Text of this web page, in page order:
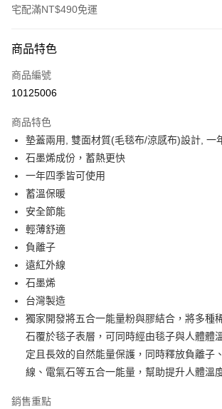
宅配滿NT$490免運
信用卡一次付款
信用卡分期付款
合作金庫商業銀行
華南商業銀行
彰化商業銀
上海商業儲蓄銀行
國泰世華商業銀行
臺灣中小企業銀行
匯豐（台灣）商業銀行
聯邦商業銀行
元大商業銀行
玉山商業銀行
台新國際商業銀行
台灣樂天信用卡公司
LINE Pay
Apple Pay
街口支付
悠遊付
ATM付款
運送方式
付款後 全家 取貨
每筆NT$80，滿NT$990(含以上)免運費
付款後 7-11 取貨
商品特色
商品編號
10125006
商品特色
墊蓋兩用, 雙面材質(毛毯布/涼感布)設計, 一
石墨烯成份，蓄熱更快
一年四季皆可使用
蓄溫保暖
安全節能
輕薄舒適
負離子
遠紅外線
石墨烯
台灣製造
獨家開發將五合一能量粉與膠結合，將多種
石覆於毯子表層，可同時經由毯子與人體體
定且長效的自然能量保護，同時釋放負離子
線、電氣石等五合一能量，幫助提升人體溫
銷售重點